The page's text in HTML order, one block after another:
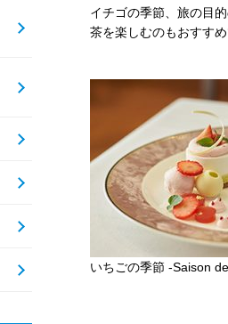
イチゴの季節、旅の目
茶を楽しむのもおすすめ
いちごの季節 -Saison